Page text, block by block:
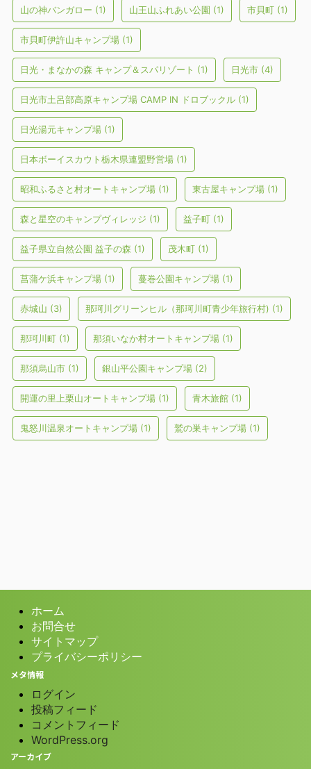
山の神バンガロー (1) 山王山ふれあい公園 (1) 市貝町 (1)
市貝町伊許山キャンプ場 (1)
日光・まなかの森 キャンプ＆スパリゾート (1) 日光市 (4)
日光市土呂部高原キャンプ場 CAMP IN ドロブックル (1)
日光湯元キャンプ場 (1)
日本ボーイスカウト栃木県連盟野営場 (1)
昭和ふるさと村オートキャンプ場 (1) 東古屋キャンプ場 (1)
森と星空のキャンプヴィレッジ (1) 益子町 (1)
益子県立自然公園 益子の森 (1) 茂木町 (1)
菖蒲ケ浜キャンプ場 (1) 蔓巻公園キャンプ場 (1)
赤城山 (3) 那珂川グリーンヒル（那珂川町青少年旅行村) (1)
那珂川町 (1) 那須いなか村オートキャンプ場 (1)
那須烏山市 (1) 銀山平公園キャンプ場 (2)
開運の里上栗山オートキャンプ場 (1) 青木旅館 (1)
鬼怒川温泉オートキャンプ場 (1) 鷲の巣キャンプ場 (1)
ホーム
お問合せ
サイトマップ
プライバシーポリシー
メタ情報
ログイン
投稿フィード
コメントフィード
WordPress.org
アーカイブ